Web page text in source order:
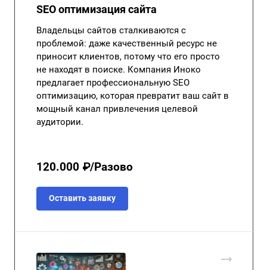
SEO оптимизация сайта
Владельцы сайтов сталкиваются с
проблемой: даже качественный ресурс не
приносит клиентов, потому что его просто
не находят в поиске. Компания Иноко
предлагает профессиональную SEO
оптимизацию, которая превратит ваш сайт в
мощный канал привлечения целевой
аудитории.
120.000 ₽/Разово
Оставить заявку